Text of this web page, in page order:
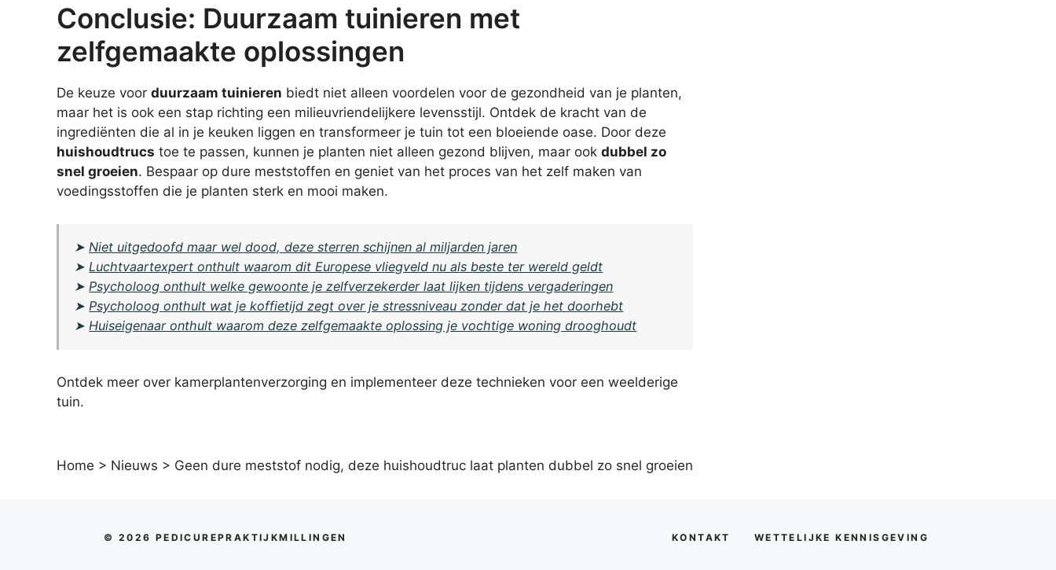
Conclusie: Duurzaam tuinieren met
zelfgemaakte oplossingen
De keuze voor duurzaam tuinieren biedt niet alleen voordelen voor de gezondheid van je planten,
maar het is ook een stap richting een milieuvriendelijkere levensstijl. Ontdek de kracht van de
ingrediënten die al in je keuken liggen en transformeer je tuin tot een bloeiende oase. Door deze
huishoudtrucs toe te passen, kunnen je planten niet alleen gezond blijven, maar ook dubbel zo
snel groeien. Bespaar op dure meststoffen en geniet van het proces van het zelf maken van
voedingsstoffen die je planten sterk en mooi maken.
➤Niet uitgedoofd maar wel dood, deze sterren schijnen al miljarden jaren
➤Luchtvaartexpert onthult waarom dit Europese vliegveld nu als beste ter wereld geldt
➤Psycholoog onthult welke gewoonte je zelfverzekerder laat lijken tijdens vergaderingen
➤Psycholoog onthult wat je koffietijd zegt over je stressniveau zonder dat je het doorhebt
➤Huiseigenaar onthult waarom deze zelfgemaakte oplossing je vochtige woning drooghoudt
Ontdek meer over kamerplantenverzorging en implementeer deze technieken voor een weelderige
tuin.
Home > Nieuws > Geen dure meststof nodig, deze huishoudtruc laat planten dubbel zo snel groeien
© 2026 PEDICUREPRAKTIJKMILLINGEN KONTAKT WETTELIJKE KENNISGEVING